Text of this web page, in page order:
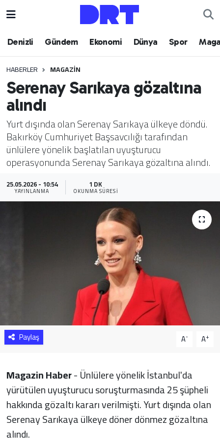
Denizli Gündem Ekonomi Dünya Spor
HABERLER MAGAZIN
Serenay Sarıkaya gözaltına
alındı
Yurt dışında olan Serenay Sarıkaya ülkeye döndü.
Bakırköy Cumhuriyet Başsavcılığı tarafından
ünlülere yönelik başlatılan uyuşturucu
operasyonunda Serenay Sarıkaya gözaltına alındı.
25.05.2026 - 10:54
YAYINLANMA
1 DK
OKUNMA SÜRESI
Paylaş A- A+
Magazin Haber- Ünlülere yönelik İstanbul'da
yürütülen uyuşturucu soruşturmasında 25 şüpheli
hakkında gözaltı kararı verilmişti. Yurt dışında olan
Serenay Sarıkaya ülkeye döner dönmez gözaltına
alındı.
Denizli
Ekonomi
Dünya
Spor
Magazin
Teknoloji
Resmi Reklam
Hava Durumu
Trafik Durumu
Puan Durumu ve Fikstür
Tüm Manşetler
Son Dakika Haberleri
Haber Arşivi